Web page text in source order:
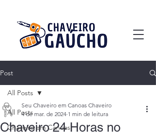
Post
All Posts
Chaveiro em Canoas
All Posts
Chaveiro 24 Horas no
Seu Chaveiro em Canoas Chaveiro
4 de mar. de 2024 1 min de leitura